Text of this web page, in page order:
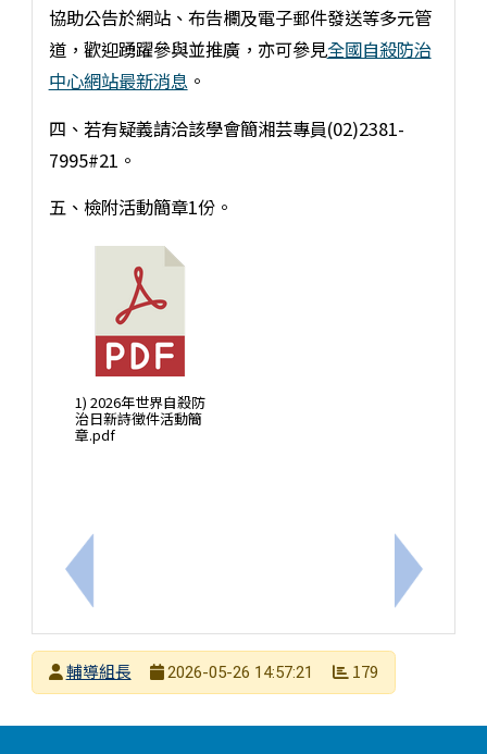
上一筆：社團法人中華民國學習障礙協會辦理「學習
協助公告於網站、布告欄及電子郵件發送等多元管
道，歡迎踴躍參與並推廣，亦可參見全國自殺防治
中心網站最新消息。
四、若有疑義請洽該學會簡湘芸專員(02)2381-
7995#21。
五、檢附活動簡章1份。
1) 2026年世界自殺防
治日新詩徵件活動簡
章.pdf
下一筆：
發布者
輔導組長
2026-05-26 14:57:21 179